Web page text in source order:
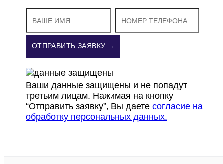
ОТПРАВИТЬ ЗАЯВКУ →
Ваши данные защищены и не попадут
третьим лицам. Нажимая на кнопку
“Отправить заявку”, Вы даете согласие на
обработку персональных данных.